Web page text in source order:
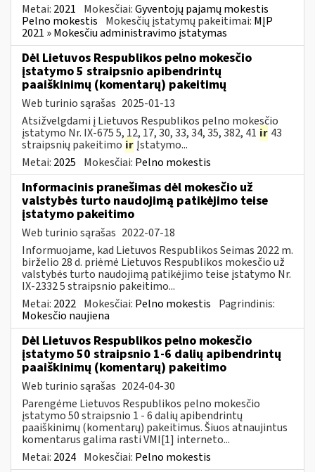
Metai: 2021 Mokesčiai:Gyventojų pajamų mokestis
Pelno mokestis Mokesčių įstatymų pakeitimai: MĮP
2021 » Mokesčiu administravimo įstatymas
Dėl Lietuvos Respublikos pelno mokesčio
įstatymo 5 straipsnio apibendrintų
paaiškinimų (komentarų) pakeitimų
Web turinio sąrašas 2025-01-13
Atsižvelgdami į Lietuvos Respublikos pelno mokesčio
įstatymo Nr. IX-675 5, 12, 17, 30, 33, 34, 35, 382, 41 ir 43
straipsnių pakeitimo ir Įstatymo...
Metai: 2025 Mokesčiai: Pelno mokestis
Informacinis pranešimas dėl mokesčio už
valstybės turto naudojimą patikėjimo teise
įstatymo pakeitimo
Web turinio sąrašas 2022-07-18
Informuojame, kad Lietuvos Respublikos Seimas 2022 m.
birželio 28 d. priėmė Lietuvos Respublikos mokesčio už
valstybės turto naudojimą patikėjimo teise įstatymo Nr.
IX-2332 5 straipsnio pakeitimo...
Metai: 2022 Mokesčiai: Pelno mokestis Pagrindinis:
Mokesčio naujiena
Dėl Lietuvos Respublikos pelno mokesčio
įstatymo 50 straipsnio 1-6 dalių apibendrintų
paaiškinimų (komentarų) pakeitimo
Web turinio sąrašas 2024-04-30
Parengėme Lietuvos Respublikos pelno mokesčio
įstatymo 50 straipsnio 1 - 6 dalių apibendrintų
paaiškinimų (komentarų) pakeitimus. Šiuos atnaujintus
komentarus galima rasti VMI[1] interneto...
Metai: 2024 Mokesčiai: Pelno mokestis